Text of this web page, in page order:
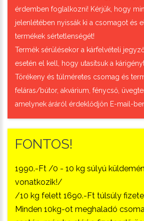
érdemben foglalkozni! Kérjük, hogy
jelenlétében nyissák ki a csomagot és
termékek sértetlenségét!
Termék sérülésekor a kárfelvételi
esetén el kell, hogy utasítsuk a
Törékeny és túlméretes csomag és
feláras/bútor, akvárium, fénycső,
amelynek áráról érdeklődjön E-mail-
FONTOS!
1990.-Ft /0 - 10 kg súlyú
vonatkozik!/
/10 kg felett 1690.-Ft túlsúly
Minden 10kg-ot meghaladó